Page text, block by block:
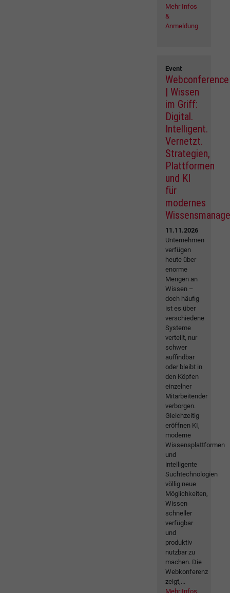
Mehr Infos
&
Anmeldung
Event
Webconference
| Wissen
im Griff:
Digital.
Intelligent.
Vernetzt.
Strategien,
Plattformen
und KI
für
modernes
11.11.2026
Unternehmen
verfügen
heute über
enorme
Mengen an
Wissen –
doch häufig
ist es über
verschiedene
Systeme
verteilt, nur
schwer
auffindbar
oder bleibt in
den Köpfen
einzelner
Mitarbeitender
verborgen.
Gleichzeitig
eröffnen KI,
moderne
Wissensplattformen
und
intelligente
Suchtechnologien
völlig neue
Möglichkeiten,
Wissen
schneller
verfügbar
und
produktiv
nutzbar zu
machen. Die
Webkonferenz
zeigt,...
Mehr Infos